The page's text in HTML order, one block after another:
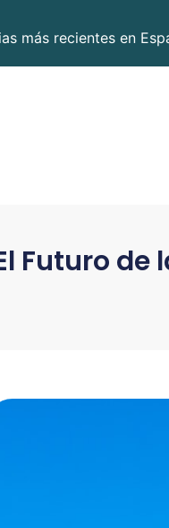
más recientes en
Futuro de